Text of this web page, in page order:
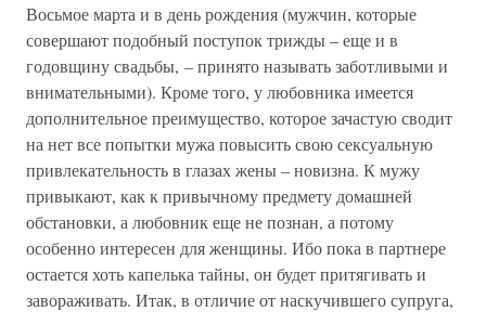
Восьмое марта и в день рождения (мужчин, которые
совершают подобный поступок трижды – еще и в
годовщину свадьбы, – принято называть заботливыми и
внимательными). Кроме того, у любовника имеется
дополнительное преимущество, которое зачастую сводит
на нет все попытки мужа повысить свою сексуальную
привлекательность в глазах жены – новизна. К мужу
привыкают, как к привычному предмету домашней
обстановки, а любовник еще не познан, а потому
особенно интересен для женщины. Ибо пока в партнере
остается хоть капелька тайны, он будет притягивать и
завораживать. Итак, в отличие от наскучившего супруга,